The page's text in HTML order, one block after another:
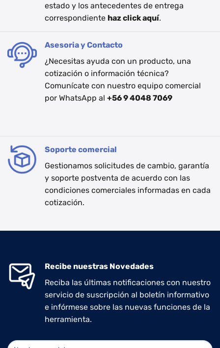
estado y los antecedentes de entrega
correspondiente haz click aquí.
Asesoria y Contacto
¿Necesitas ayuda con un producto, una
cotización o información técnica?
Comunícate con nuestro equipo comercial
por WhatsApp al +56 9 4048 7069
Soporte comercial
Gestionamos solicitudes de cambio, garantía
y soporte postventa de acuerdo con las
condiciones comerciales informadas en cada
cotización.
Recibe nuestras Novedades
Reciba las últimas notificaciones con nuestro
servicio de suscripción al boletín informativo
e infórmese sobre las nuevas funciones de la
herramienta.
NEWLETTER